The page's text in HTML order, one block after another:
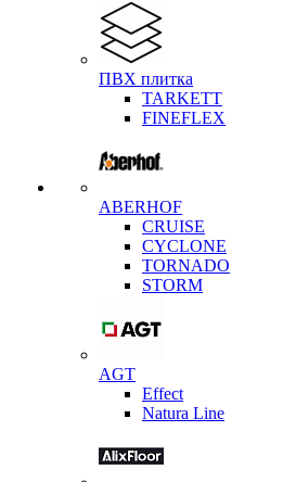
ПВХ плитка
TARKETT
FINEFLEX
ABERHOF
CRUISE
CYCLONE
TORNADO
STORM
AGT
Effect
Natura Line